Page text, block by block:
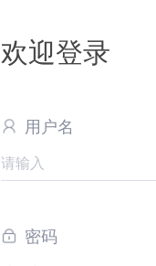
欢迎登录
用户名
密码